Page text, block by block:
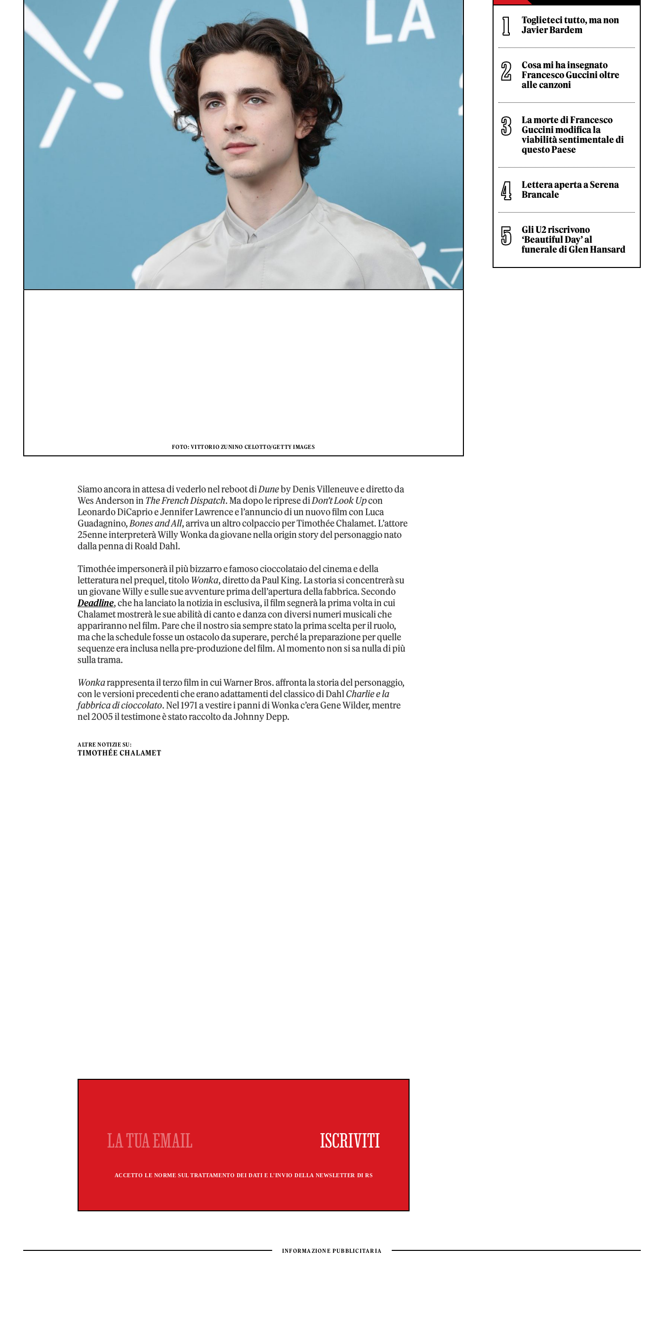
FOTO: VITTORIO ZUNINO CELOTTO/GETTY IMAGES
Siamo ancora in attesa di vederlo nel reboot diDuneby Denis Villeneuve e diretto da
Wes Anderson in The French Dispatch. Ma dopo le riprese diDon’t Look Upcon
Leonardo DiCaprio e Jennifer Lawrence e l’annuncio di un nuovo film con Luca
Guadagnino,Bones and All, arriva un altro colpaccio per Timothée Chalamet. L’attore
25enne interpreterà Willy Wonka da giovane nella origin story del personaggio nato
dalla penna di Roald Dahl.
Timothée impersonerà il più bizzarro e famoso cioccolataio del cinema e della
letteratura nel prequel, titolo Wonka, diretto da Paul King. La storia si concentrerà su
un giovane Willy e sulle sue avventure prima dell’apertura della fabbrica. Secondo
Deadline, che ha lanciato la notizia in esclusiva, il film segnerà la prima volta in cui
Chalamet mostrerà le sue abilità di canto e danza con diversi numeri musicali che
appariranno nel film. Pare che il nostro sia sempre stato la prima scelta per il ruolo,
ma che la schedule fosse un ostacolo da superare, perché la preparazione per quelle
sequenze era inclusa nella pre-produzione del film. Al momento non si sa nulla di più
sulla trama.
Wonkarappresenta il terzo film in cui Warner Bros. affronta la storia del personaggio,
con le versioni precedenti che erano adattamenti del classico di DahlCharlie e la
fabbrica di cioccolato. Nel 1971 a vestire i panni di Wonka c’era Gene Wilder, mentre
nel 2005 il testimone è stato raccolto da Johnny Depp.
ALTRE NOTIZIE SU:
TIMOTHÉE CHALAMET
ACCETTO LE NORME SUL TRATTAMENTO DEI DATI E L'INVIO DELLA NEWSLETTER DI RS
Toglieteci tutto, ma non
Javier Bardem
Cosa mi ha insegnato
Francesco Guccini oltre
alle canzoni
La morte di Francesco
Guccini modifica la
viabilità sentimentale di
questo Paese
Lettera aperta a Serena
Brancale
Gli U2 riscrivono
‘Beautiful Day’ al
funerale di Glen Hansard